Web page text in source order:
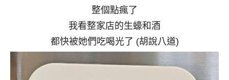
整個點瘋了
我看整家店的生蠔和酒
都快被她們吃喝光了 (胡說八道)